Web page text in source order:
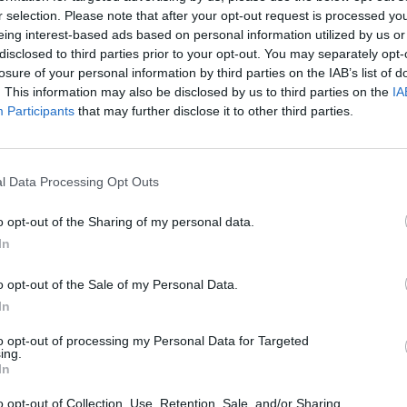
selection. Please note that after your opt-out request is processed
interest-based ads based on personal information utilized by us
to third parties prior to your opt-out. You may separately
of your personal information by third parties on the IAB’s list of
This information may also be disclosed by us to third parties on the
Participants that may further disclose it to other third parties.
Data Processing Opt Outs
opt-out of the Sharing of my personal data.
opt-out of the Sale of my Personal Data.
opt-out of processing my Personal Data for Targeted
opt-out of Collection, Use, Retention, Sale, and/or Sharing
azonban nem igazán történt a telek
a decemberi Magyar Közlönyben ugyanis kiemelt
ami arra enged következtetni, hogy minél
építési és egyéb engedélyeztetéseket. Nem
a 4-es metró (Bosnyák térig való)
meg a 215. Magyar Közlöny, amelyben plusz egy érdekes
építmények, infrastrukturális fejlesztések
XIV. kerületben. A zuglói beruházás helyszíne a Rákospatak...
portfolio.hu hírarchívumához tartozik, melynek olvasása
tartalmazza: